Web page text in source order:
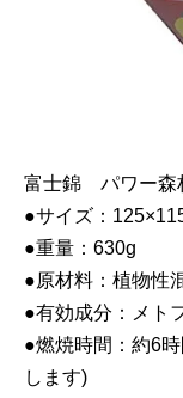
富士錦 パワー森
●サイズ：
●重量：630g
●原材料：植物性
●有効成分：メト
●燃焼時間：約6
します)